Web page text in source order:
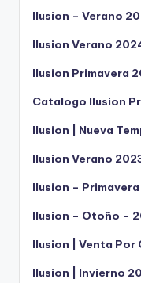
Ilusion – Verano
Ilusion Verano
Ilusion Primavera
Catalogo Ilusion
Ilusion | Nueva
Ilusion Verano
Ilusion –
Ilusion – Otoño –
Ilusion | Venta
Ilusion | Invierno